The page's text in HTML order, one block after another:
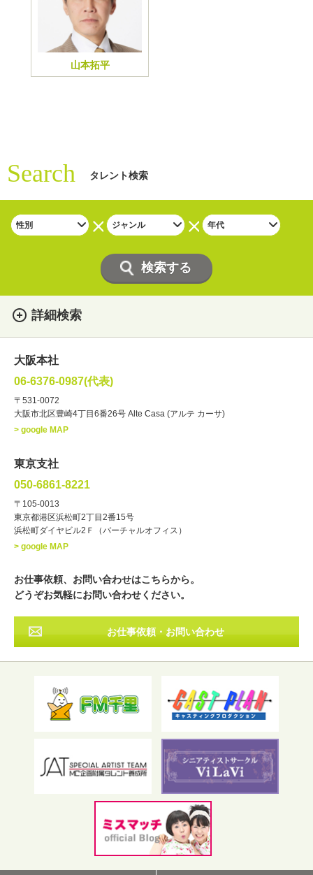
山本拓平
Search タレント検索
詳細検索
・性別
・ジャンル
ナレーター レポーター
・年齢
・出身地 北海道 東北
その他
フリーワード検索
大阪本社
06-6376-0987(代表)
〒531-0072
大阪市北区豊崎4丁目6番26号 Alte Casa (アルテ カーサ)
> google MAP
東京支社
050-6861-8221
〒105-0013
東京都港区浜松町2丁目2番15号
浜松町ダイヤビル2Ｆ（バーチャルオフィス）
> google MAP
お仕事依頼、お問い合わせはこちらから。
どうぞお気軽にお問い合わせください。
お仕事依頼・お問い合わせ